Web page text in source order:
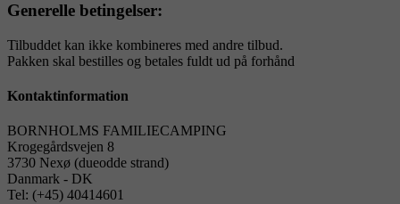
Generelle betingelser:
Tilbuddet kan ikke kombineres med andre tilbud.
Pakken skal bestilles og betales fuldt ud på forhånd
Kontaktinformation
BORNHOLMS FAMILIECAMPING
Krogegårdsvejen 8
3730 Nexø (dueodde strand)
Danmark - DK
Tel: (+45) 40414601